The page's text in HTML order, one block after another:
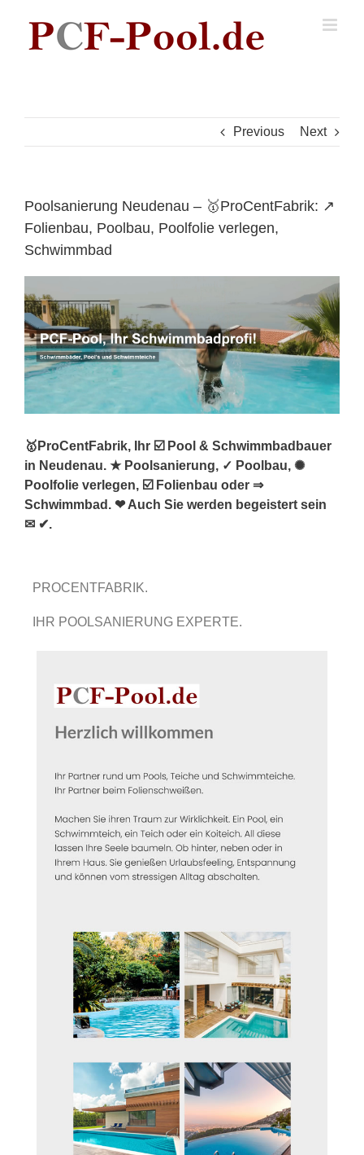
content
Previous Next
Poolsanierung Neudenau – 🥇ProCentFabrik: ↗️
Folienbau, Poolbau, Poolfolie verlegen,
Schwimmbad
🥇ProCentFabrik, Ihr ☑️ Pool & Schwimmbadbauer
in Neudenau. ★ Poolsanierung, ✓ Poolbau, ✺
Poolfolie verlegen, ☑️ Folienbau oder ⇒
Schwimmbad. ❤ Auch Sie werden begeistert sein
✉ ✔.
PROCENTFABRIK.
IHR POOLSANIERUNG EXPERTE.